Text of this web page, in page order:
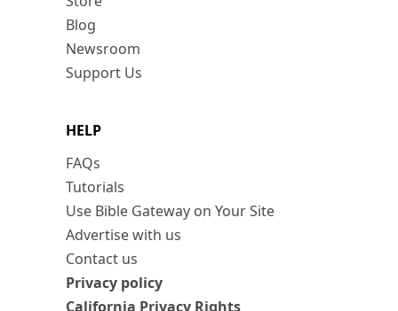
Blog
Newsroom
Support Us
HELP
FAQs
Tutorials
Use Bible Gateway on Your Site
Advertise with us
Contact us
Privacy policy
California Privacy Rights